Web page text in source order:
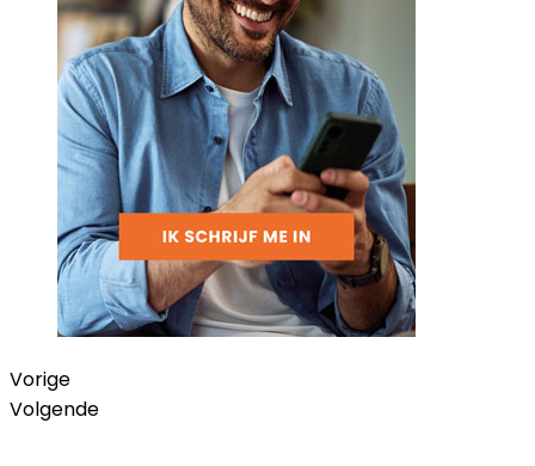
Vorige
Volgende